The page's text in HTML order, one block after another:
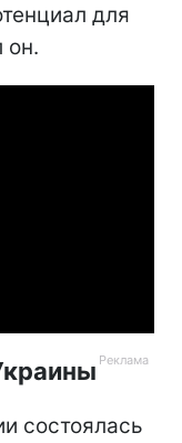
для
он.
состоялась